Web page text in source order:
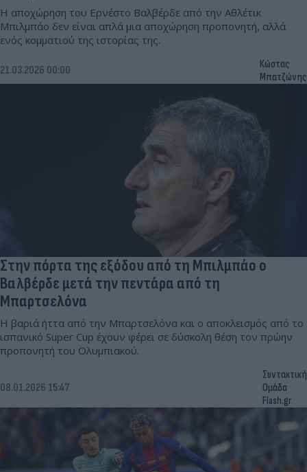
Η αποχώρηση του Ερνέστο Βαλβέρδε από την Αθλέτικ
Μπιλμπάο δεν είναι απλά μια αποχώρηση προπονητή, αλλά
ενός κομματιού της ιστορίας της.
21.03.2026 00:00
Κώστας
Μπατζώνης
Στην πόρτα της εξόδου από τη Μπιλμπάο ο
Βαλβέρδε μετά την πεντάρα από τη
Μπαρτσελόνα
Η βαριά ήττα από την Μπαρτσελόνα και ο αποκλεισμός από το
ισπανικό Super Cup έχουν φέρει σε δύσκολη θέση τον πρώην
προπονητή του Ολυμπιακού.
08.01.2026 15:47
Συντακτική
Ομάδα
Flash.gr